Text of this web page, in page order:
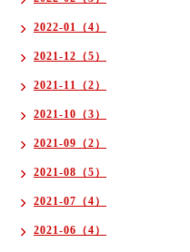
2022-01（4）
2021-12（5）
2021-11（2）
2021-10（3）
2021-09（2）
2021-08（5）
2021-07（4）
2021-06（4）